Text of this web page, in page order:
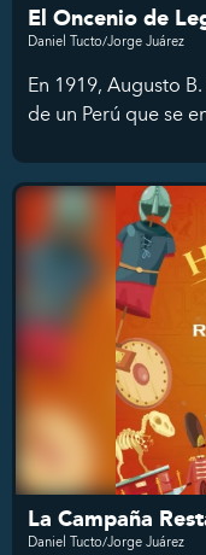
El Oncenio de
Daniel Tucto/Jorge Juárez
En 1919, Augusto
de un Perú que se
La Campaña
Daniel Tucto/Jorge Juárez